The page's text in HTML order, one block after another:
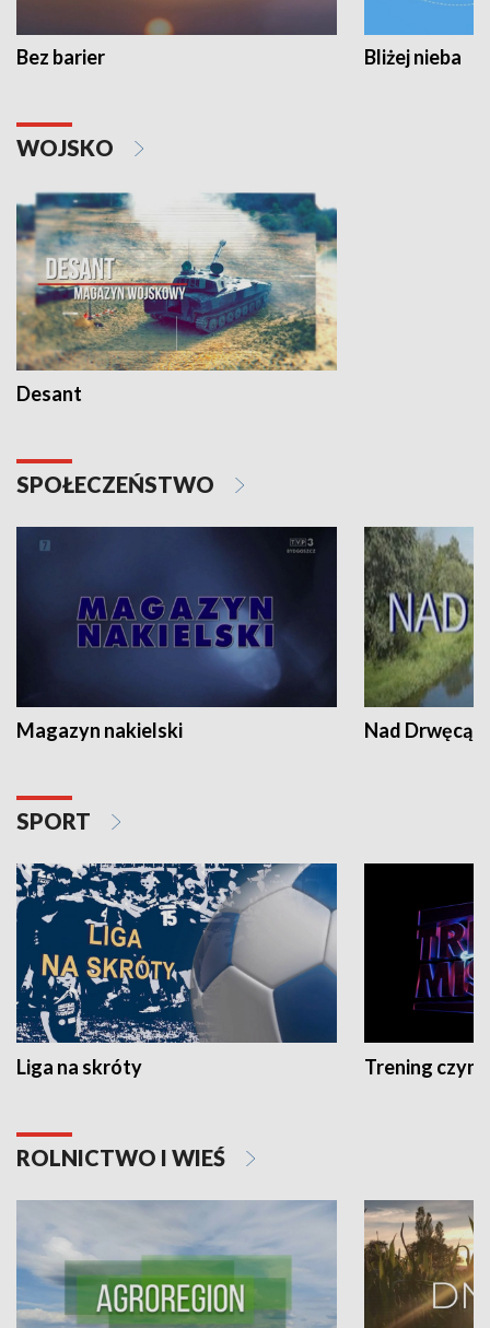
Bez barier Bliżej nieba
WOJSKO
Desant
SPOŁECZEŃSTWO
Magazyn nakielski Nad Drwęcą
SPORT
Liga na skróty Trening czyni
ROLNICTWO I WIEŚ